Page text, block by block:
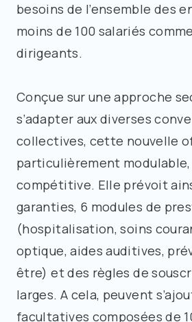
besoins de l’ensemble des
moins de 100 salariés
dirigeants.
Conçue sur une approche
s’adapter aux diverses
collectives, cette nouvelle
particulièrement
compétitive. Elle prévoit
garanties, 6 modules de
(hospitalisation, soins
optique, aides auditives,
être) et des règles de
larges. A cela, peuvent
facultatives composées de